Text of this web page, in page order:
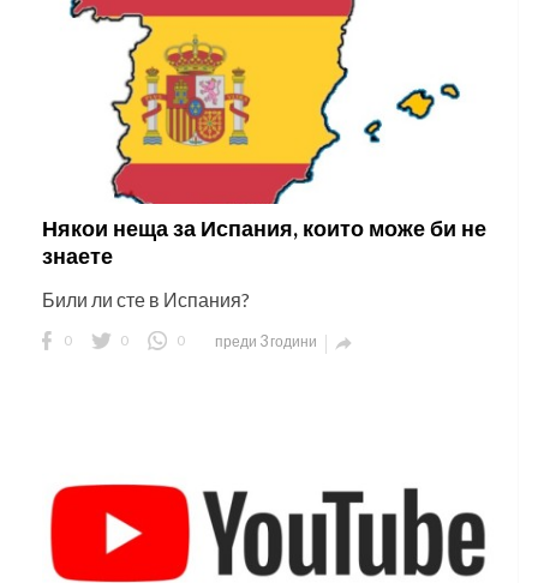
Някои неща за Испания, които може би не
знаете
Били ли сте в Испания?
0 0 0 преди 3 години 